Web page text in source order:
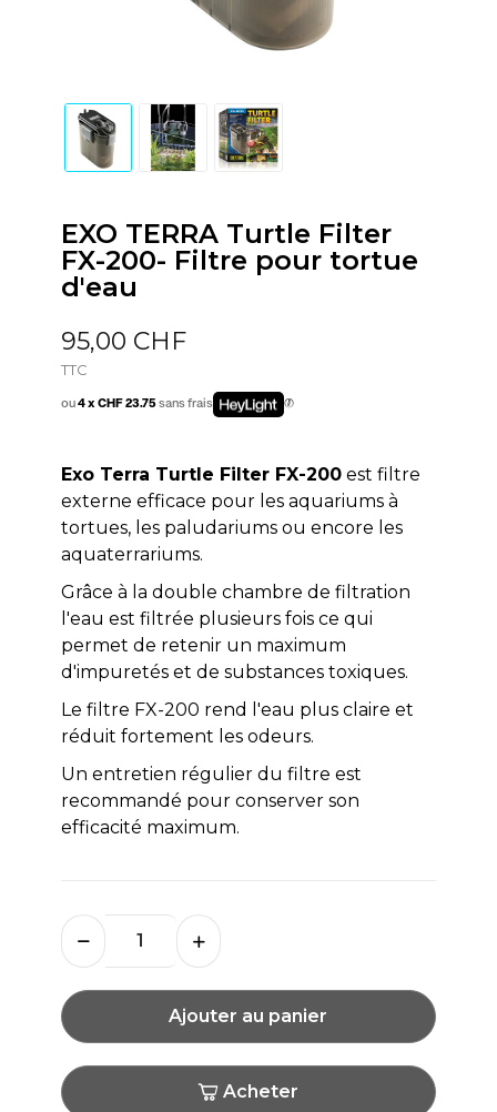
EXO TERRA Turtle Filter
FX-200- Filtre pour tortue
d'eau
95,00 CHF
TTC
ou4 x CHF 23.75sans frais
Exo Terra Turtle Filter FX-200est filtre
externe efficace pour les aquariums à
tortues, les paludariums ou encore les
aquaterrariums.
Grâce à la double chambre de filtration
l'eau est filtrée plusieurs fois ce qui
permet de retenir un maximum
d'impuretés et de substances toxiques.
Le filtre FX-200 rend l'eau plus claire et
réduit fortement les odeurs.
Un entretien régulier du filtre est
recommandé pour conserver son
efficacité maximum.
Ajouter au panier
Acheter